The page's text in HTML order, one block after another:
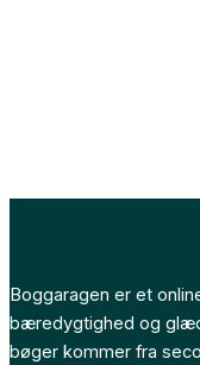
Boggaragen er et
bæredygtighed og
bøger kommer fra